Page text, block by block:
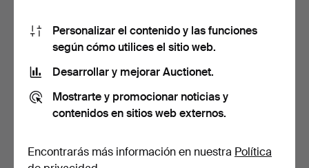
ANTIKT ÄLDRE
FOTOALBUM MED
FOTOGRAFIER, 18…
TERRY O' NEILL.
7 días
Personalizar el contenido y las funciones
según cómo utilices el sitio web.
Desarrollar y mejorar Auctionet.
Mostrarte y promocionar noticias y
contenidos en sitios web externos.
Encontrarás más información en nuestra Política